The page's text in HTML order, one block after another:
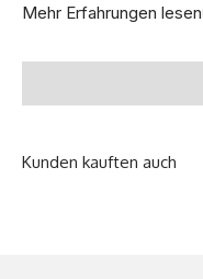
Mehr Erfahrungen lesen
neues Sofa!" -